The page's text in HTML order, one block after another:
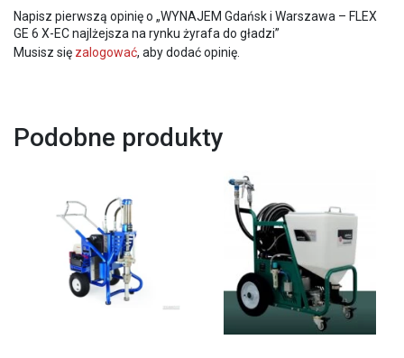
Napisz pierwszą opinię o „WYNAJEM Gdańsk i Warszawa – FLEX
GE 6 X-EC najlżejsza na rynku żyrafa do gładzi”
Musisz się zalogować, aby dodać opinię.
Podobne produkty